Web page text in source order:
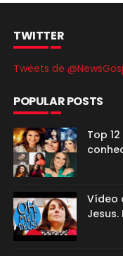
TWITTER
Tweets de
POPULAR POSTS
Top
Vídeo